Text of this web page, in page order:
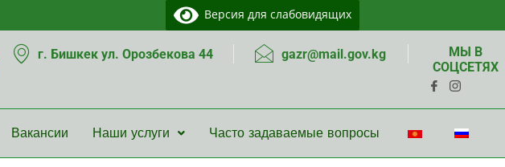
Версия для слабовидящих
г. Бишкек ул. Орозбекова 44 gazr@mail.gov.kg
МЫ В
СОЦСЕТЯХ
Вакансии Наши услуги Часто задаваемые вопросы